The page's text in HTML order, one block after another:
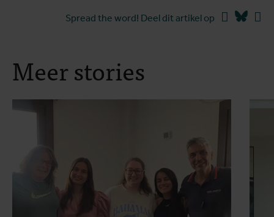
Spread the word! Deel dit artikel op Facebook
Meer stories